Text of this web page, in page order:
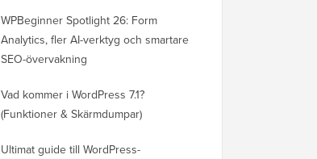
WPBeginner Spotlight 26: Form
Analytics, fler AI-verktyg och smartare
SEO-övervakning
Vad kommer i WordPress 7.1?
(Funktioner & Skärmdumpar)
Ultimat guide till WordPress-